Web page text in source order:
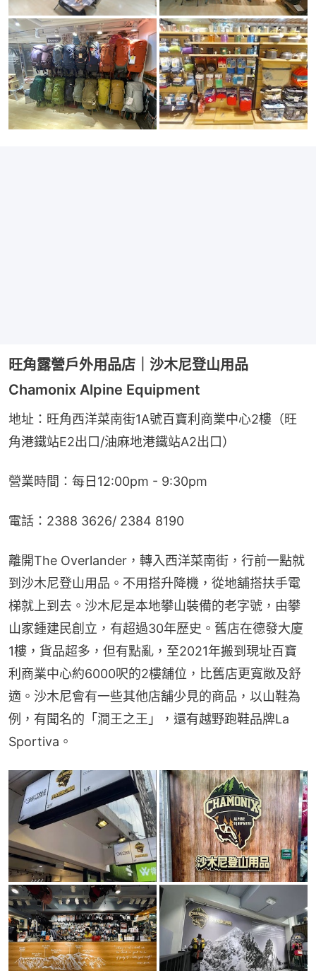
旺角露營戶外用品店｜沙木尼登山用品
Chamonix Alpine Equipment
地址：旺角西洋菜南街1A號百寶利商業中心2樓（旺
角港鐵站E2出口/油麻地港鐵站A2出口）
營業時間：每日12:00pm - 9:30pm
電話：2388 3626/ 2384 8190
離開The Overlander，轉入西洋菜南街，行前一點就
到沙木尼登山用品。不用搭升降機，從地舖搭扶手電
梯就上到去。沙木尼是本地攀山裝備的老字號，由攀
山家鍾建民創立，有超過30年歷史。舊店在德發大廈
1樓，貨品超多，但有點亂，至2021年搬到現址百寶
利商業中心約6000呎的2樓舖位，比舊店更寬敞及舒
適。沙木尼會有一些其他店舖少見的商品，以山鞋為
例，有聞名的「澗王之王」，還有越野跑鞋品牌La
Sportiva。